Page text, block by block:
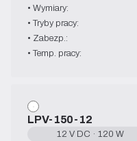
• Wymiary:
• Tryby pracy:
• Zabezp.:
• Temp. pracy:
LPV-150-12
12 V DC · 120 W